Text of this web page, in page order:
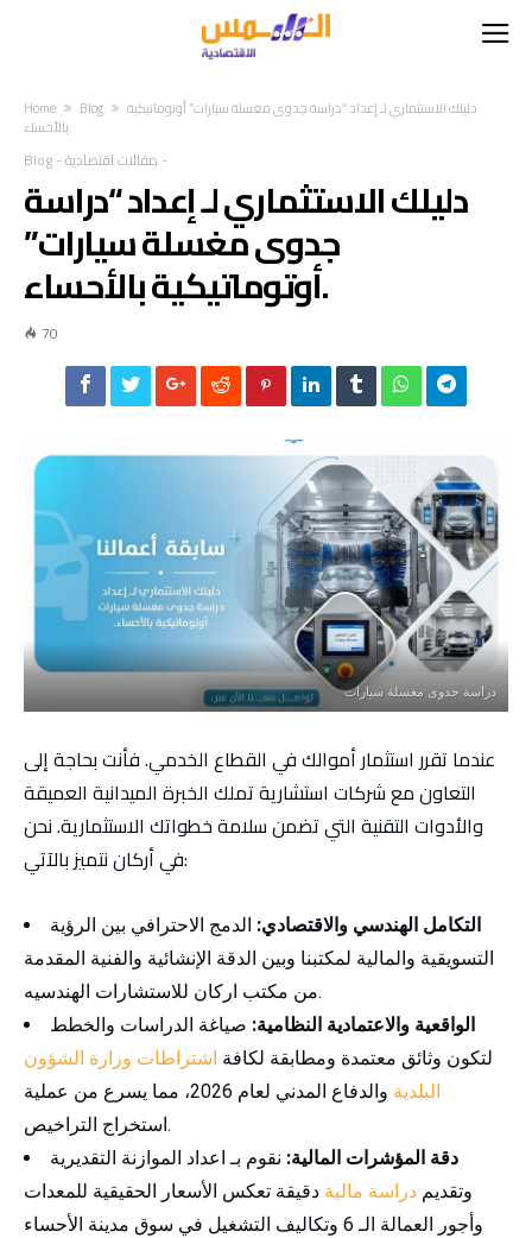
Home Blog
دليلك الاستثماري لـ إعداد “دراسة جدوى مغسلة سيارات” أوتوماتيكية
بالأحساء.
Blog-مقالات اقتصادية -
دليلك الاستثماري لـ إعداد “دراسة
جدوى مغسلة سيارات”
أوتوماتيكية بالأحساء.
70
دراسة جدوى مغسلة سيارات
عندما تقرر استثمار أموالك في القطاع الخدمي. فأنت بحاجة إلى
التعاون مع شركات استشارية تملك الخبرة الميدانية العميقة
والأدوات التقنية التي تضمن سلامة خطواتك الاستثمارية. نحن
في أركان نتميز بالآتي:
التكامل الهندسي والاقتصادي: الدمج الاحترافي بين الرؤية
التسويقية والمالية لمكتبنا وبين الدقة الإنشائية والفنية المقدمة
من مكتب اركان للاستشارات الهندسيه.
الواقعية والاعتمادية النظامية: صياغة الدراسات والخطط
لتكون وثائق معتمدة ومطابقة لكافة اشتراطات وزارة الشؤون
البلدية
والدفاع المدني لعام 2026، مما يسرع من عملية
استخراج التراخيص.
دقة المؤشرات المالية: نقوم بـ اعداد الموازنة التقديرية
وتقديم دراسة مالية دقيقة تعكس الأسعار الحقيقية للمعدات
وأجور العمالة الـ 6 وتكاليف التشغيل في سوق مدينة الأحساء